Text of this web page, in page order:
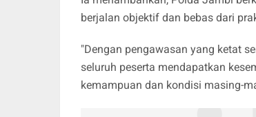
berjalan objektif dan bebas dari
"Dengan pengawasan yang ketat
seluruh peserta mendapatkan
kemampuan dan kondisi masing-